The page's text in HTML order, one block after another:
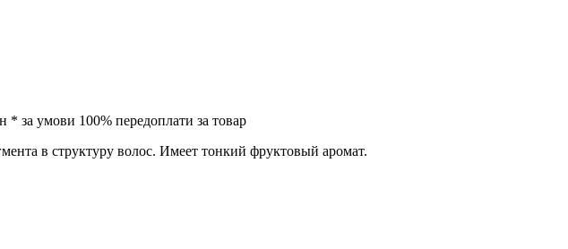
за умови 100% передоплати за товар
в структуру волос. Имеет тонкий фруктовый аромат.